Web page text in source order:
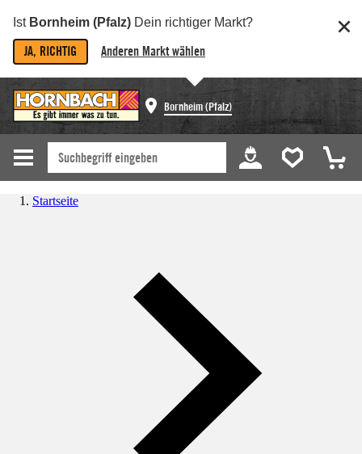
Ist Bornheim (Pfalz) Dein richtiger Markt?
JA, RICHTIG Anderen Markt wählen
Bornheim (Pfalz)
Startseite